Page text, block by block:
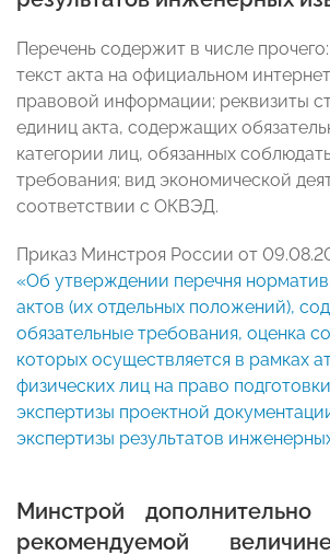
Перечень содержит в числе
текст акта на официальном
правовой информации; реквизиты
единиц акта, содержащих
категории лиц, обязанных
требования; вид экономической
соответствии с ОКВЭД.
Приказ Минстроя России от
«Об утверждении перечня
актов (их отдельных положений),
обязательные требования, оценка
которых осуществляется в рамках
физических лиц на право
экспертизы проектной
экспертизы результатов
Минстрой
рекомендуемой